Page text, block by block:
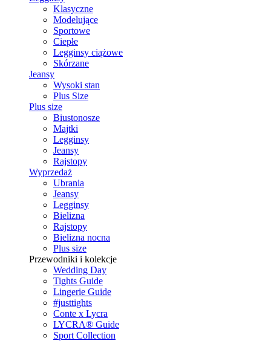
Klasyczne
Modelujące
Sportowe
Ciepłe
Legginsy ciążowe
Skórzane
Jeansy
Wysoki stan
Plus Size
Plus size
Biustonosze
Majtki
Legginsy
Jeansy
Rajstopy
Wyprzedaż
Ubrania
Jeansy
Legginsy
Bielizna
Rajstopy
Bielizna nocna
Plus size
Przewodniki i kolekcje
Wedding Day
Tights Guide
Lingerie Guide
#justtights
Conte x Lycra
LYCRA® Guide
Sport Сollection